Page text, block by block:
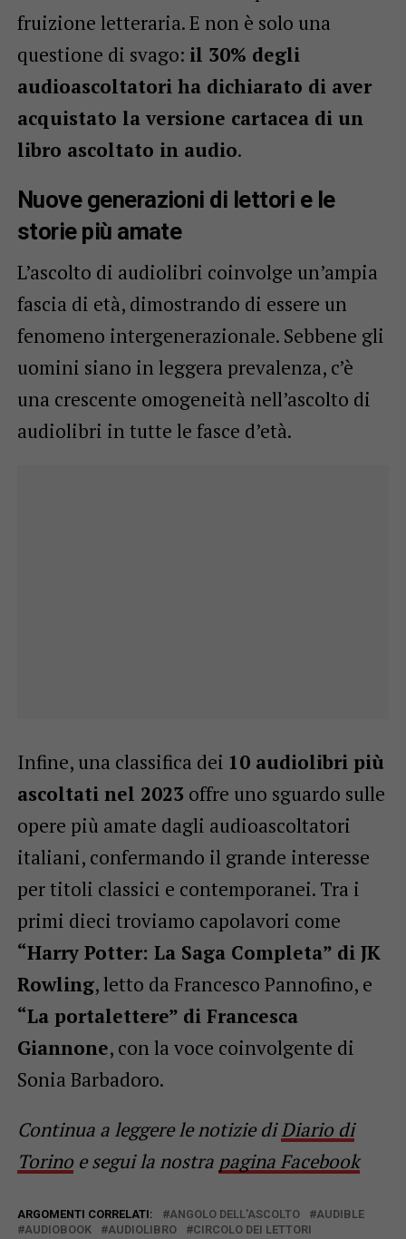
fruizione letteraria. E non è solo una
questione di svago: il 30% degli
audioascoltatori ha dichiarato di aver
acquistato la versione cartacea di un
libro ascoltato in audio.
Nuove generazioni di lettori e le
storie più amate
L’ascolto di audiolibri coinvolge un’ampia
fascia di età, dimostrando di essere un
fenomeno intergenerazionale. Sebbene gli
uomini siano in leggera prevalenza, c’è
una crescente omogeneità nell’ascolto di
audiolibri in tutte le fasce d’età.
Infine, una classifica dei 10 audiolibri più
ascoltati nel 2023 offre uno sguardo sulle
opere più amate dagli audioascoltatori
italiani, confermando il grande interesse
per titoli classici e contemporanei. Tra i
primi dieci troviamo capolavori come
“Harry Potter: La Saga Completa” di JK
Rowling, letto da Francesco Pannofino, e
“La portalettere” di Francesca
Giannone, con la voce coinvolgente di
Sonia Barbadoro.
Continua a leggere le notizie diDiario di
Torinoe segui la nostra pagina Facebook
ARGOMENTI CORRELATI: ANGOLO DELL'ASCOLTO
AUDIBLE
AUDIOBOOK
AUDIOLIBRO
CIRCOLO DEI LETTORI